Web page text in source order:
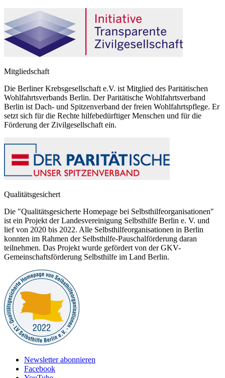
Mitgliedschaft
Die Berliner Krebsgesellschaft e.V. ist Mitglied des Paritätischen
Wohlfahrtsverbands Berlin. Der Paritätische Wohlfahrtsverband
Berlin ist Dach- und Spitzenverband der freien Wohlfahrtspflege. Er
setzt sich für die Rechte hilfebedürftiger Menschen und für die
Förderung der Zivilgesellschaft ein.
Qualitätsgesichert
Die "Qualitätsgesicherte Homepage bei Selbsthilfeorganisationen"
ist ein Projekt der Landesvereinigung Selbsthilfe Berlin e. V. und
lief von 2020 bis 2022. Alle Selbsthilfeorganisationen in Berlin
konnten im Rahmen der Selbsthilfe-Pauschalförderung daran
teilnehmen. Das Projekt wurde gefördert von der GKV-
Gemeinschaftsförderung Selbsthilfe im Land Berlin.
Newsletter abonnieren
Facebook